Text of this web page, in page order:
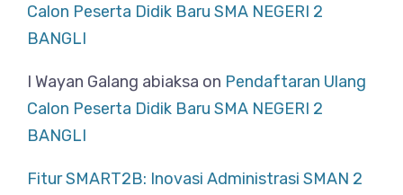
Calon Peserta Didik Baru SMA NEGERI 2
BANGLI
I Wayan Galang abiaksa on Pendaftaran Ulang
Calon Peserta Didik Baru SMA NEGERI 2
BANGLI
Fitur SMART2B: Inovasi Administrasi SMAN 2